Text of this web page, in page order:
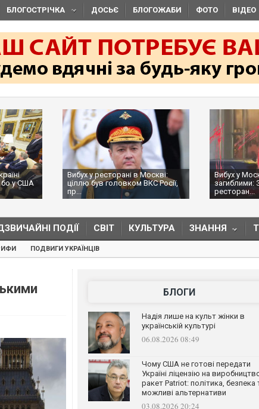
БЛОГОСТРІЧКА ДОСЬЄ БЛОГОЖАБИ ФОТО ВІДЕО
бо у США
Вибух у ресторані в Москві:
ціллю був головком ВКС Росії,
пр...
Вибух у
загиблими:
ресторан...
ПОДІЇ СВІТ КУЛЬТУРА ЗНАННЯ
ПОДВИГИ УКРАЇНЦІВ
БЛОГИ
Надія лише на культ жінки в
українській культурі
06.08.2026 08:49
Чому США не готові передати
Україні ліцензію на
ракет Patriot: політика, безпека
можливі альтернативи
03.08.2026 20:24